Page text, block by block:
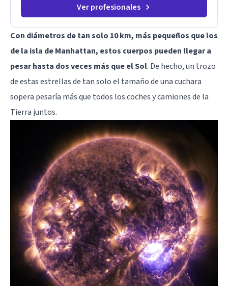
Ver profesionales
Con diámetros de tan solo 10 km, más pequeños que los
de la isla de Manhattan, estos cuerpos pueden llegar a
pesar hasta dos veces más que el Sol. De hecho, un trozo
de estas estrellas de tan solo el tamaño de una cuchara
sopera pesaría más que todos los coches y camiones de la
Tierra juntos.